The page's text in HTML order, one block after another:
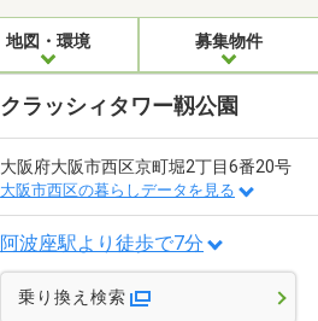
地図・環境 募集物件
クラッシィタワー靱公園
大阪府大阪市西区京町堀2丁目6番20号
大阪市西区の暮らしデータを見る
阿波座駅より徒歩で7分
乗り換え検索